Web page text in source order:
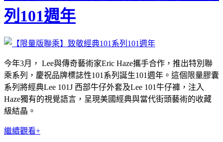
列101週年
今年3月， Lee與傳奇藝術家Eric Haze攜手合作，推出特別聯
乘系列，慶祝品牌標誌性101系列誕生101週年。這個限量膠囊
系列將經典Lee 101J 西部牛仔外套及Lee 101牛仔褲，注入
Haze獨有的視覺語言，呈現美國經典與當代街頭藝術的收藏
級結晶。
繼續觀看+